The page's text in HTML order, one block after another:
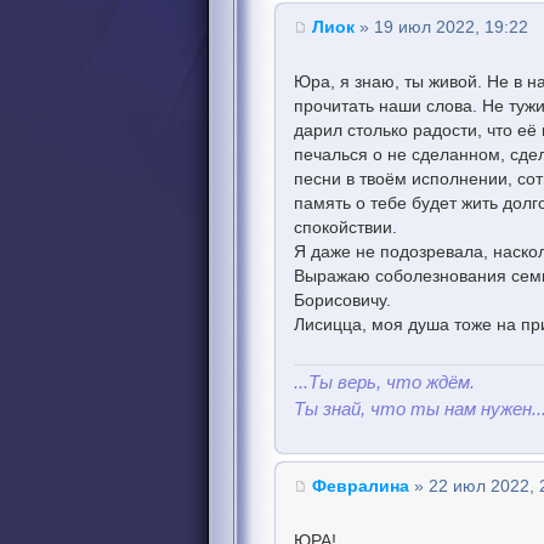
Лиок » 19 июл 2022, 19:22
Юра, я знаю, ты живой. Не в
прочитать наши слова. Не
дарил столько радости, что
печалься о не сделанном,
песни в твоём исполнении,
память о тебе будет жить
спокойствии.
Я даже не подозревала,
Выражаю соболезнования
Борисовичу.
Лисицца, моя душа тоже на
...Ты верь, что ждём.
Ты знай, что ты нам
Февралина » 22 июл 2022,